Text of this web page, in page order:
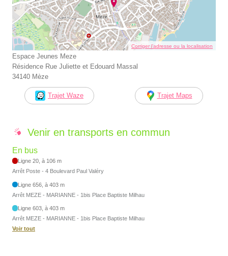
Corriger l’adresse ou la localisation
Espace Jeunes Meze
Résidence Rue Juliette et Edouard Massal
34140 Mèze
Trajet Waze Trajet Maps
Venir en transports en commun
En bus
Ligne 20, à 106 m
Arrêt Poste - 4 Boulevard Paul Valéry
Ligne 656, à 403 m
Arrêt MEZE - MARIANNE - 1bis Place Baptiste Milhau
Ligne 603, à 403 m
Arrêt MEZE - MARIANNE - 1bis Place Baptiste Milhau
Voir tout